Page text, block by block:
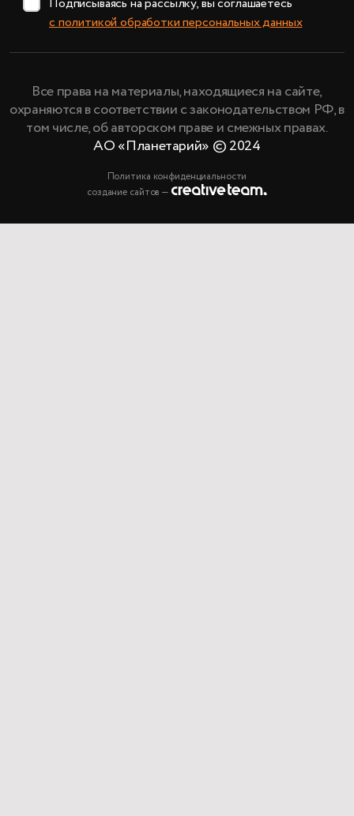
Подписываясь на рассылку, вы соглашаетесь
с политикой обработки персональных данных
Все права на материалы, находящиеся на сайте,
охраняются в соответствии с законодательством РФ, в
том числе, об авторском праве и смежных правах.
АО «Планетарий» © 2024
Политика конфиденциальности
создание сайтов —